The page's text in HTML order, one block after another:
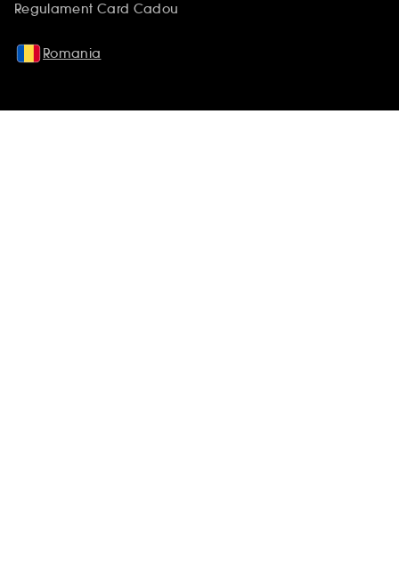
Regulament Card Cadou
Romania